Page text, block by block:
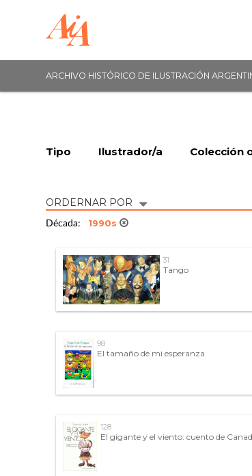
ARCHIVO HISTÓRICO DE ILUSTRACIÓN
Tipo Ilustrador/a Colección
ORDERNAR POR
Década: 1990s
31
Tango
98
El tamaño de mi esperanza
128
El gigante y el viento: cuento de